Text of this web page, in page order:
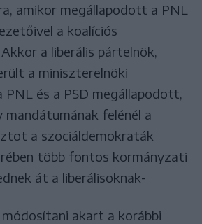
amikor megállapodott a PNL
a koalíciós
a liberális pártelnök,
a miniszterelnöki
PNL és a PSD megállapodott,
mandátumának felénél a
a szociáldemokraták
több fontos kormányzati
át a liberálisoknak-
módosítani akart a korábbi